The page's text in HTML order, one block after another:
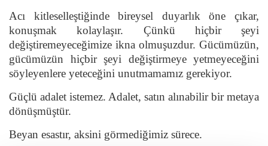
Acı kitleselleştiğinde bireysel duyarlık öne çıkar,
konuşmak kolaylaşır. Çünkü hiçbir şeyi
değiştiremeyeceğimize ikna olmuşuzdur. Gücümüzün,
gücümüzün hiçbir şeyi değiştirmeye yetmeyeceğini
söyleyenlere yeteceğini unutmamamız gerekiyor.
Güçlü adalet istemez. Adalet, satın alınabilir bir metaya
dönüşmüştür.
Beyan esastır, aksini görmediğimiz sürece.